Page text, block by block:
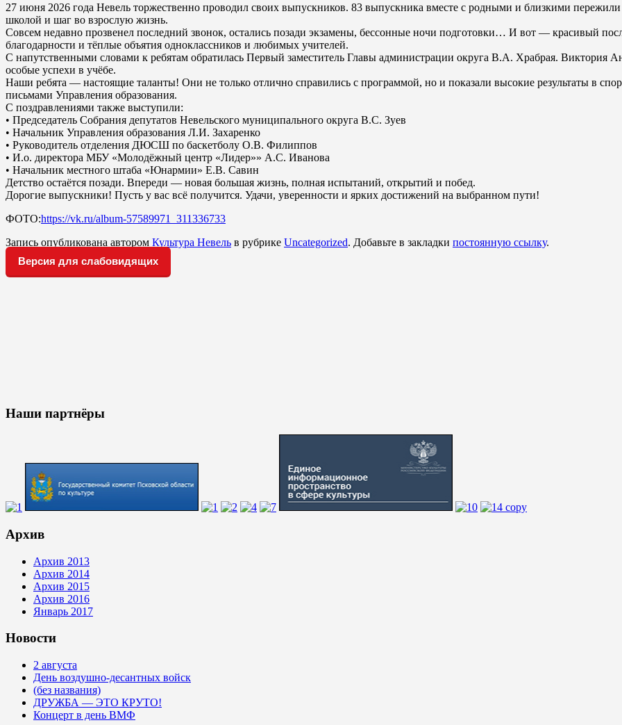
27 июня 2026 года Невель торжественно проводил своих выпускников. 83 выпускника вместе с родными и близкими
школой и шаг во взрослую жизнь.
Совсем недавно прозвенел последний звонок, остались позади экзамены, бессонные ночи подготовки… И вот — красивый
благодарности и тёплые объятия одноклассников и любимых учителей.
С напутственными словами к ребятам обратилась Первый заместитель Главы администрации округа В.А. Храбрая. Виктория
особые успехи в учёбе.
Наши ребята — настоящие таланты! Они не только отлично справились с программой, но и показали высокие результаты в
письмами Управления образования.
С поздравлениями также выступили:
• Председатель Собрания депутатов Невельского муниципального округа В.С. Зуев
• Начальник Управления образования Л.И. Захаренко
• Руководитель отделения ДЮСШ по баскетболу О.В. Филиппов
• И.о. директора МБУ «Молодёжный центр «Лидер»» А.С. Иванова
• Начальник местного штаба «Юнармии» Е.В. Савин
Детство остаётся позади. Впереди — новая большая жизнь, полная испытаний, открытий и побед.
Дорогие выпускники! Пусть у вас всё получится. Удачи, уверенности и ярких достижений на выбранном пути!
ФОТО:https://vk.ru/album-57589971_311336733
Запись опубликована автором Культура Невель в рубрике Uncategorized. Добавьте в закладки постоянную ссылку.
Версия для слабовидящих
Наши партнёры
Архив
Архив 2013
Архив 2014
Архив 2015
Архив 2016
Январь 2017
Новости
2 августа
День воздушно-десантных войск
(без названия)
ДРУЖБА — ЭТО КРУТО!
Концерт в день ВМФ